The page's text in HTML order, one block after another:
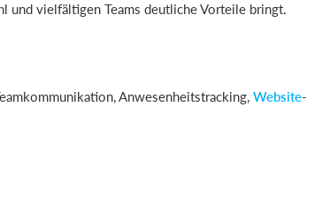
und vielfältigen Teams deutliche Vorteile bringt.
Anwesenheitstracking, Website-